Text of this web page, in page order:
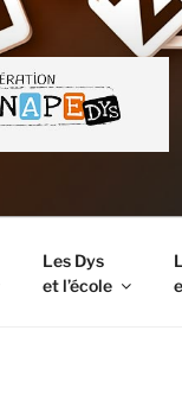
Les Dys
et l’école